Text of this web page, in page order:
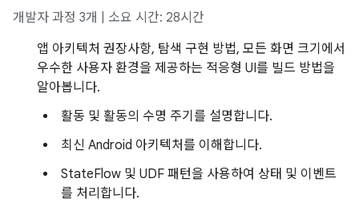
개발자 과정 3개 | 소요 시간: 28시간
앱 아키텍처 권장사항, 탐색 구현 방법, 모든 화면 크기에서
우수한 사용자 환경을 제공하는 적응형 UI를 빌드 방법을
알아봅니다.
활동 및 활동의 수명 주기를 설명합니다.
최신 Android 아키텍처를 이해합니다.
StateFlow 및 UDF 패턴을 사용하여 상태 및 이벤트
를 처리합니다.